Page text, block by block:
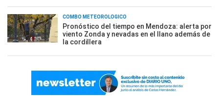
COMBO METEOROLÓGICO
Pronóstico del tiempo en Mendoza: alerta por
viento Zonda y nevadas en el llano además de
la cordillera